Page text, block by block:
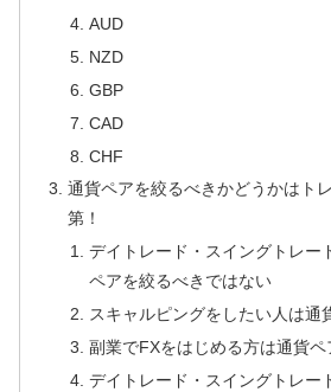
AUD
NZD
GBP
CAD
CHF
通貨ペアを絞るべきかどうかはト
第！
デイトレード・スイングトレー
ペアを絞るべきではない
スキャルピングをしたい人は通
副業でFXをはじめる方は通貨ペ
デイトレード・スイングトレー